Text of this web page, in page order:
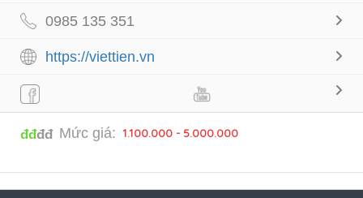
0985 135 351
https://viettien.vn
đđđđ Mức giá: 1.100.000 - 5.000.000